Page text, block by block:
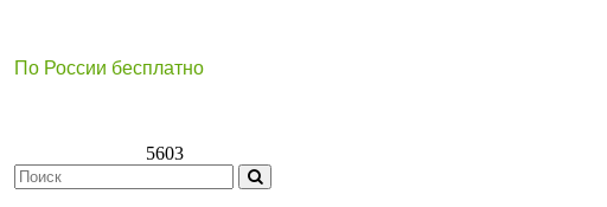
По России бесплатно
5603